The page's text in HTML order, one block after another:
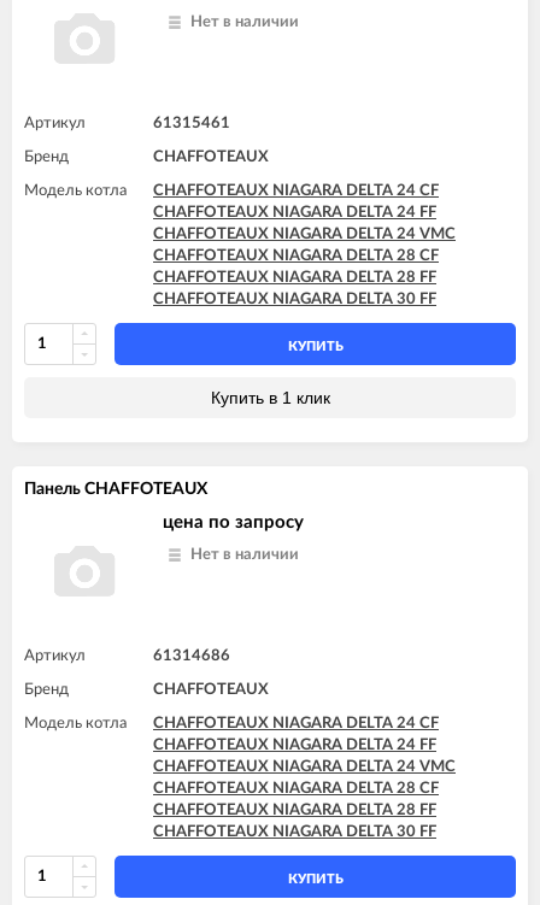
Нет в наличии
Артикул 61315461
Бренд CHAFFOTEAUX
Модель котла
CHAFFOTEAUX NIAGARA DELTA 24 CF
CHAFFOTEAUX NIAGARA DELTA 24 FF
CHAFFOTEAUX NIAGARA DELTA 24 VMC
CHAFFOTEAUX NIAGARA DELTA 28 CF
CHAFFOTEAUX NIAGARA DELTA 28 FF
CHAFFOTEAUX NIAGARA DELTA 30 FF
КУПИТЬ
Купить в 1 клик
Панель CHAFFOTEAUX
цена по запросу
Нет в наличии
Артикул 61314686
Бренд CHAFFOTEAUX
Модель котла
CHAFFOTEAUX NIAGARA DELTA 24 CF
CHAFFOTEAUX NIAGARA DELTA 24 FF
CHAFFOTEAUX NIAGARA DELTA 24 VMC
CHAFFOTEAUX NIAGARA DELTA 28 CF
CHAFFOTEAUX NIAGARA DELTA 28 FF
CHAFFOTEAUX NIAGARA DELTA 30 FF
КУПИТЬ